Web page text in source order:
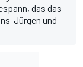
das das
Jürgen und